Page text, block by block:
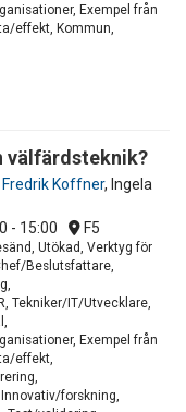
Exempel från
effekt, Kommun,
välfärdsteknik?
Fredrik Koffner, Ingela
- 15:00 F5
Utökad, Verktyg för
Beslutsfattare,
Tekniker/IT/Utvecklare,
Exempel från
effekt,
forskning,